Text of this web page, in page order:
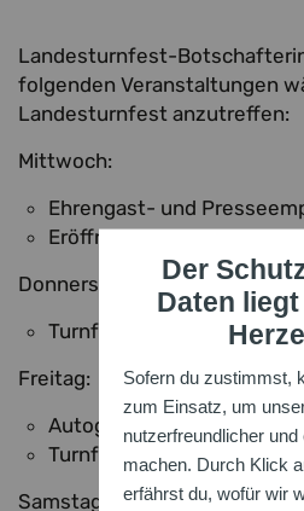
Der
Daten
Sofern du zustimmst,
zum Einsatz, um
nutzerfreundlicher
machen. Durch Klick
erfährst du, wofür wir
Landesturnfest-
folgenden Veranstaltungen
Landesturnfest anzutreffen:
Mittwoch:
Ehrengast- und
Eröffnungsfeier
Donnerstag:
Turnfestgala
Freitag:
Autogrammstunde &
Turnfestgala
Samstag: